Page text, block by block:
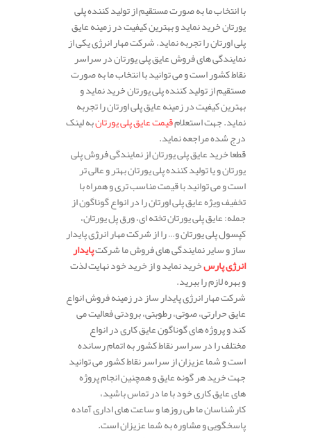
با انتخاب ما به صورت مستقیم از تولید کننده پلی
یورتان خرید نماید و بهترین کیفیت در زمینه عایق
پلی اورتان را تجربه نماید. شرکت مهار انرژی یکی از
نمایندگی های فروش عایق پلی یورتان در سراسر
نقاط کشور است و می توانید با انتخاب ما به صورت
مستقیم از تولید کننده پلی یورتان خرید نماید و
بهترین کیفیت در زمینه عایق پلی اورتان را تجربه
نماید. جهت استعلامقیمت عایق پلی یورتانبه لینک
درج شده مراجعه نماید.
قطعا خرید عایق پلی یورتان از نمایندگی فروش پلی
یورتان و یا تولید کننده پلی یورتان بهتر و عالی تر
است و می توانید با قیمت مناسب تری و همراه با
تخفیف ویژه عایق پلی اورتان را در انواع گوناگون از
جمله: عایق پلی یورتان تخته ای، ورق پل یورتان،
کپسول پلی یورتان و… را از شرکت مهار انرژی پایدار
ساز و سایر نمایندگی های فروش ما شرکتپایدار
انرژی پارسخرید نماید و از خرید خود نهایت لذت
و بهره لازم را ببرید.
شرکت مهار انرژی پایدار ساز در زمینه فروش انواع
عایق حرارتی، صوتی، رطوبتی، برودتی فعالیت می
کند و پروژه های گوناگون عایق کاری در انواع
مختلف را در سراسر نقاط کشور به اتمام رسانده
است و شما عزیزان از سراسر نقاط کشور می توانید
جهت خرید هر گونه عایق و همچنین انجام پروژه
های عایق کاری خود با ما در تماس باشید،
کارشناسان ما طی روزها و ساعت های اداری آماده
پاسخگویی و مشاوره به شما عزیزان است.